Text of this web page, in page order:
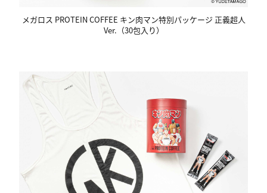
メガロス PROTEIN COFFEE キン肉マン特別パッケージ 正義超人
Ver.（30包入り）